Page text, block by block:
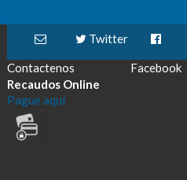
Contactenos
Twitter
Facebook
Recaudos Online
Pague aquí